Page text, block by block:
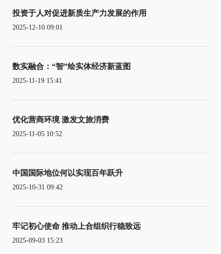
投资于人对促进新质生产力发展的作用
2025-12-10 09:01
数实融合：“智”绘实体经济新蓝图
2025-11-19 15:41
优化营商环境 激发文旅消费
2025-11-05 10:52
中国国际地位何以实现百年跃升
2025-10-31 09:42
牢记初心使命 推动上合组织行稳致远
2025-09-03 15:23